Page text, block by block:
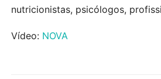
nutricionistas, psicólogos,
Vídeo: NOVA